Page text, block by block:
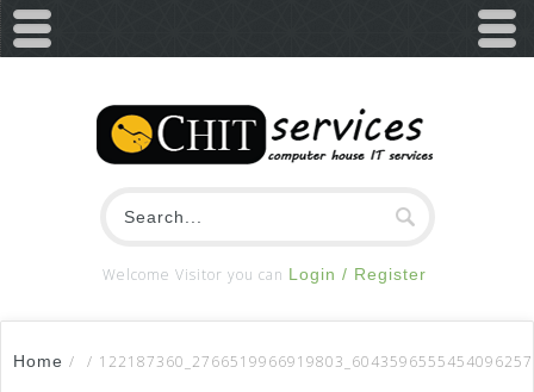
Welcome Visitor you can Login / Register
Home / /